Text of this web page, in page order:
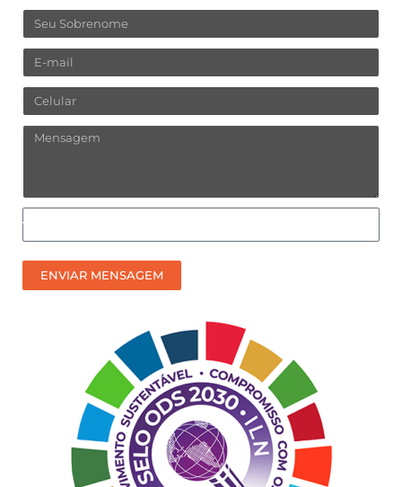
Sobrenome
Email
Celular
Mensagem
Como
prefere
receber
nosso
ENVIAR MENSAGEM